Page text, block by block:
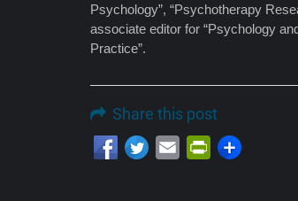
Psychology”, “Psychotherapy
associate editor for “Psychology
Practice”.
Share this post
Email PrintFriendly